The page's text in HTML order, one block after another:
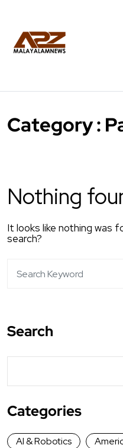
Category :
Nothing
It looks like nothing was
search?
Search
Categories
AI & Robotics